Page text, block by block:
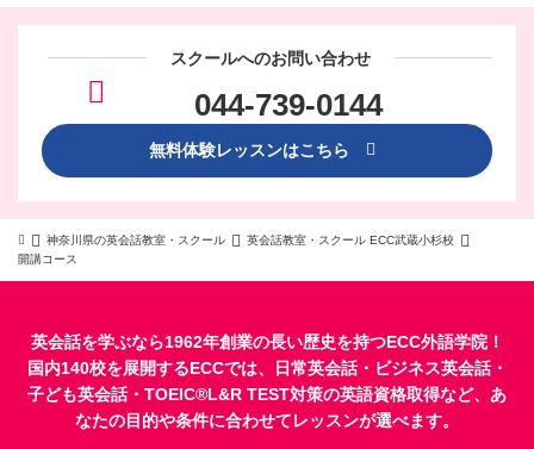
スクールへのお問い合わせ
044-739-0144
無料体験レッスンはこちら
神奈川県の英会話教室・スクール
英会話教室・スクール ECC武蔵小杉校
開講コース
英会話を学ぶなら1962年創業の長い歴史を持つECC外語学院！
国内140校を展開するECCでは、
日常英会話・ ビジネス英会話・
子ども英会話・ TOEIC®L&R TEST対策の英語資格取得など、あ
なたの目的や条件に合わせてレッスンが選べます。